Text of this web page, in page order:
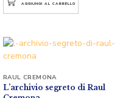
AGGIUNGI AL CARRELLO
L’archivio segreto di Raul
RAUL CREMONA